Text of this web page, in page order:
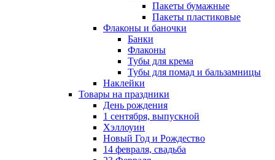
Пакеты бумажные
Пакеты пластиковые
Флаконы и баночки
Банки
Флаконы
Тубы для крема
Тубы для помад и бальзамницы
Наклейки
Товары на праздники
День рождения
1 сентября, выпускной
Хэллоуин
Новый Год и Рождество
14 февраля, свадьба